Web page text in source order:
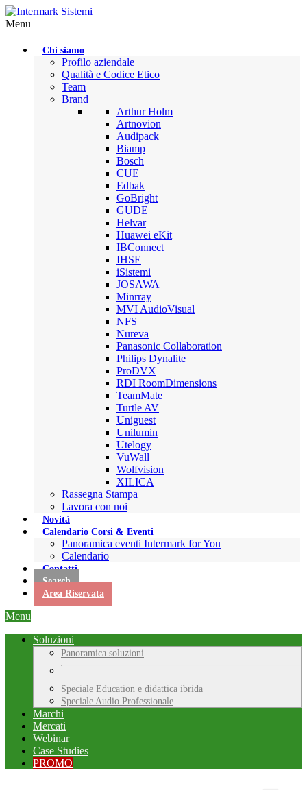
Menu
Chi siamo
Profilo aziendale
Qualità e Codice Etico
Team
Brand
Arthur Holm
Artnovion
Audipack
Biamp
Bosch
CUE
Edbak
GoBright
GUDE
Helvar
Huawei eKit
IBConnect
IHSE
iSistemi
JOSAWA
Minrray
MVI AudioVisual
NFS
Nureva
Panasonic Collaboration
Philips Dynalite
ProDVX
RDI RoomDimensions
TeamMate
Turtle AV
Uniguest
Unilumin
Utelogy
VuWall
Wolfvision
XILICA
Rassegna Stampa
Lavora con noi
Novità
Calendario Corsi & Eventi
Panoramica eventi Intermark for You
Calendario
Contatti
Search
Area Riservata
Menu
Soluzioni
Panoramica soluzioni
Speciale Education e didattica ibrida
Speciale Audio Professionale
Marchi
Mercati
Webinar
Case Studies
PROMO